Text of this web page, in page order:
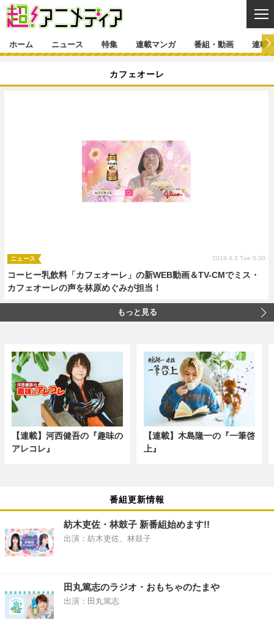
イベント
コスプレ
インタビュー
ラキりす
連載マンガ一覧
番組・動画一覧
連載・ブログ一覧
ホーム ニュース 特集 連載マンガ 番組・動画 連載
カフェオーレ
コーヒー乳飲料「カフェオーレ」の新WEB動画＆TV-CMでミス・
カフェオーレの声を林原めぐみが担当！
ニュース 2018.4.3 Tue 0:30
もっと見る
【連載】河西健吾の『趣味の
アレコレ』
【連載】木島隆一の『一筆啓
上』
番組更新情報
紡木吏佐・林鼓子 新番組始めます!!
出演：紡木吏佐、林鼓子
田丸篤志のラジオ・おもちゃのたまや
出演：田丸篤志